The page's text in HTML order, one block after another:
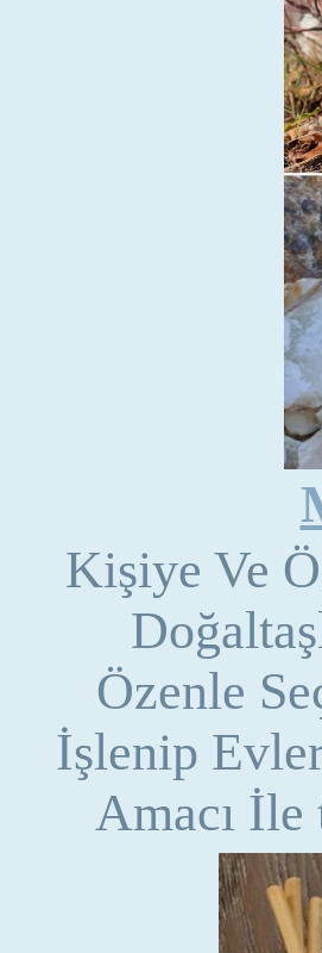
Kişiye Ve
Özenle
İşlenip
Amacı İle